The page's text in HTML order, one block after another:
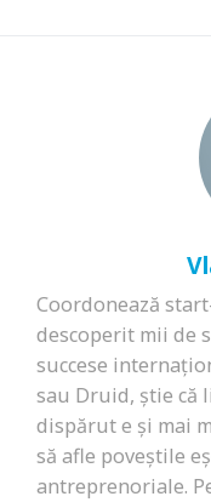
Coordonează
descoperit mii de
succese
sau Druid, știe că
dispărut e și mai
să afle poveștile
antreprenoriale.